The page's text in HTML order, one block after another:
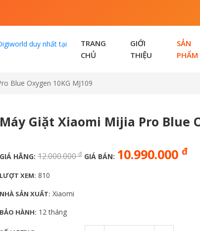
TRANG
CHỦ
GIỚI
THIỆU
SẢN
PHẨM
Blue Oxygen 10KG MJ109
Máy Giặt Xiaomi Mijia Pro Blue
GIÁ HÃNG: 12.000.000đ GIÁ BÁN: 10.990.000 đ
LƯỢT XEM: 810
NHÀ SẢN XUẤT: Xiaomi
BẢO HÀNH: 12 tháng